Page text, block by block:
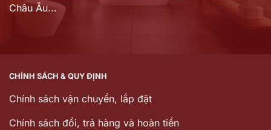
Châu Âu...
CHÍNH SÁCH & QUY ĐỊNH
Chính sách vận chuyển, lắp đặt
Chính sách đổi, trả hàng và hoàn tiền